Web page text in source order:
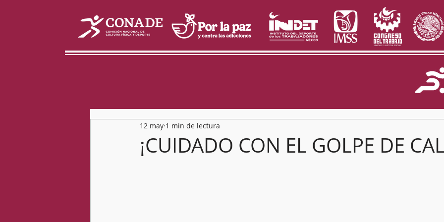
¡CUIDADO CON EL GOLPE DE
12 may 1 min de lectura